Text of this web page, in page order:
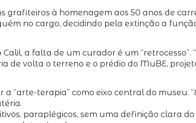
grafiteiros à homenagem aos 50 anos de
no cargo, decidindo pela extinção a
a falta de um curador é um “retrocesso”.
de volta o terreno e o prédio do MuBE,
terapia” como eixo central do museu.
paraplégicos, sem uma definição clara